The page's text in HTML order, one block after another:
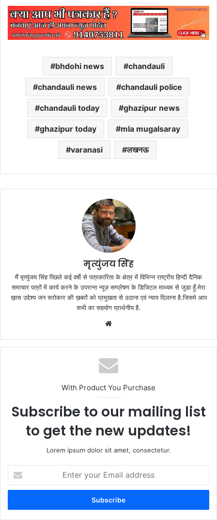
bhdohi news chandauli
chandauli news chandauli police
chandauli today ghazipur news
ghazipur today mla mugalsaray
varanasi लखनऊ
मृत्युंजय सिंह
मैं मृत्युंजय सिंह पिछले कई वर्षो से पत्रकारिता के क्षेत्र में विभिन्न राष्ट्रीय हिन्दी दैनिक
समाचार पत्रों में कार्य करने के उपरान्त न्यूज़ सम्प्रेषण के डिजिटल माध्यम से जुडा हूँ.मेरा
ख़ास उद्देश्य जन सरोकार की ख़बरों को प्रमुखता से उठाना एवं न्याय दिलाना है.जिसमे आप
सभी का सहयोग प्रार्थनीय है.
With Product You Purchase
Subscribe to our mailing list
to get the new updates!
Lorem ipsum dolor sit amet, consectetur.
your
Email